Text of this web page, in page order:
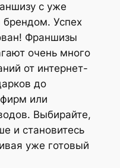
с уже
Успех
Франшизы
очень много
от интернет-
до
или
Выбирайте,
и становитесь
уже готовый